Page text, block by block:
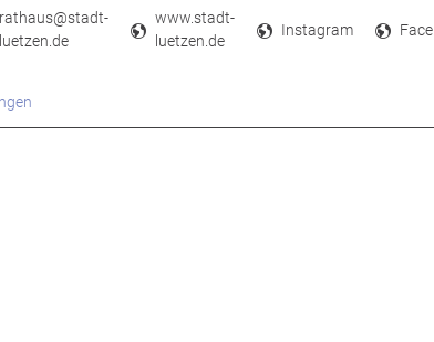
rathaus@stadt-
luetzen.de
www.stadt-
luetzen.de
Instagram